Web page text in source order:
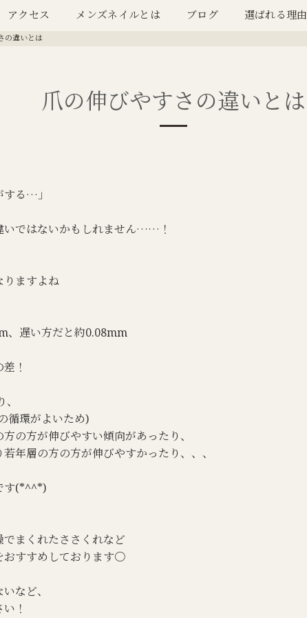
アクセス メンズネイルとは ブログ 選ばれる理由
の違いとは
爪の伸びやすさの違いとは
する…」
いではないかもしれません……！
りますよね
、遅い方だと約0.08mm
！
循環がよいため)
の方が伸びやすい傾向があったり、
年層の方の方が伸びやすかったり、、、
す(*^^*)
まくれたささくれなど
すすめしております〇
など、
！